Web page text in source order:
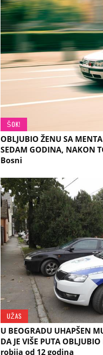
ŠOK!
OBLJUBIO ŽENU SA
SEDAM GODINA, NAKON
Bosni
UŽAS
U BEOGRADU UHAPŠEN
DA JE VIŠE PUTA
robija od 12 godina